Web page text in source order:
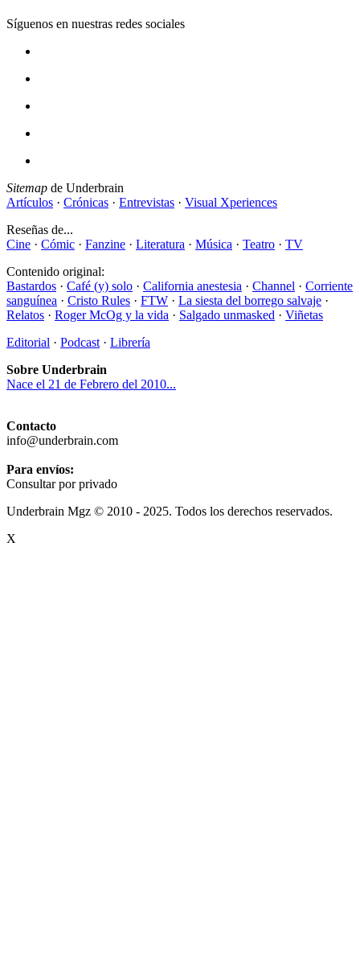
Síguenos en nuestras redes sociales
Sitemap de Underbrain
Artículos · Crónicas · Entrevistas · Visual Xperiences
Reseñas de...
Cine · Cómic · Fanzine · Literatura · Música · Teatro · TV
Contenido original:
Bastardos · Café (y) solo · California anestesia · Channel · Corriente
sanguínea · Cristo Rules · FTW · La siesta del borrego salvaje ·
Relatos · Roger McOg y la vida · Salgado unmasked · Viñetas
Editorial · Podcast · Librería
Sobre Underbrain
Nace el 21 de Febrero del 2010...
Contacto
info@underbrain.com
Para envíos:
Consultar por privado
Underbrain Mgz © 2010 - 2025. Todos los derechos reservados.
X